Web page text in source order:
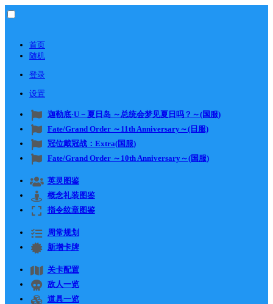
首页
随机
登录
设置
迦勒底·U－夏日岛 ～总统会梦见夏日吗？～(国服)
Fate/Grand Order ～11th Anniversary～(日服)
冠位戴冠战：Extra(国服)
Fate/Grand Order ～10th Anniversary～(国服)
英灵图鉴
概念礼装图鉴
指令纹章图鉴
周常规划
新增卡牌
关卡配置
敌人一览
道具一览